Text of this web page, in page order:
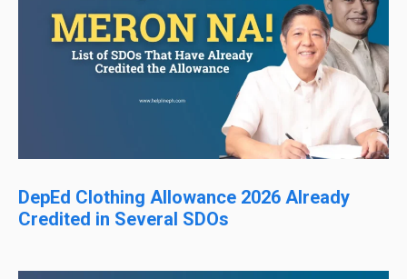
DepEd Clothing Allowance 2026 Already
Credited in Several SDOs